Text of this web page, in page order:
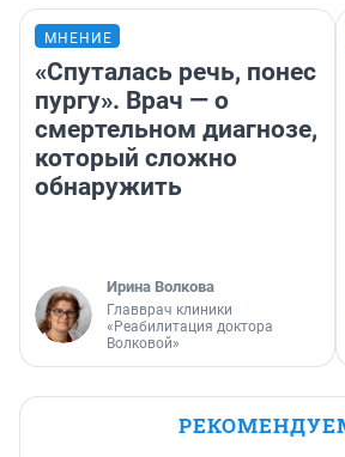
МНЕНИЕ
«Спуталась речь, понес
пургу». Врач — о
смертельном диагнозе,
который сложно
обнаружить
Ирина Волкова
Главврач клиники
«Реабилитация доктора
Волковой»